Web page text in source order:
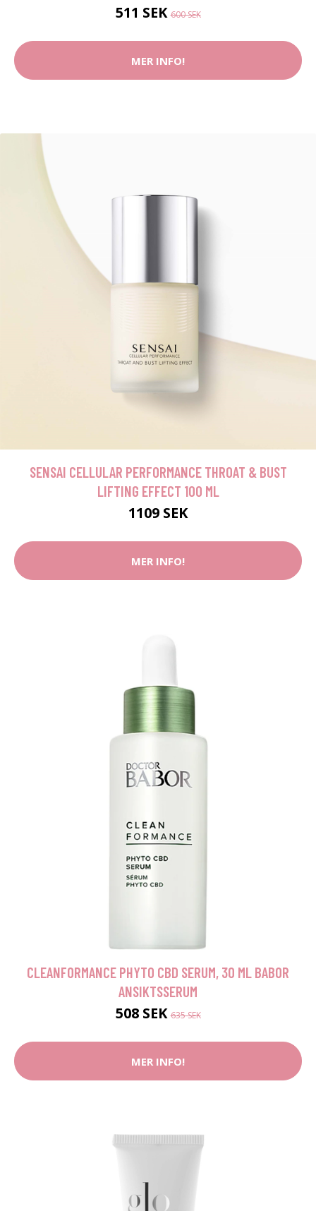
511 SEK600 SEK
MER INFO!
SENSAI CELLULAR PERFORMANCE THROAT & BUST
LIFTING EFFECT 100 ML
1109 SEK
MER INFO!
CLEANFORMANCE PHYTO CBD SERUM, 30 ML BABOR
ANSIKTSSERUM
508 SEK635 SEK
MER INFO!